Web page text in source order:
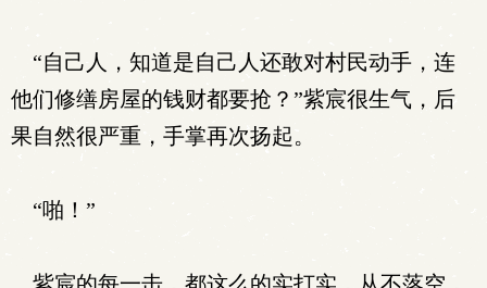
“自己人，知道是自己人还敢对村民动手，连
他们修缮房屋的钱财都要抢？”紫宸很生气，后
果自然很严重，手掌再次扬起。
“啪！”